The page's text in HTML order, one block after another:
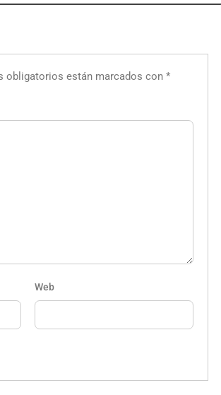
obligatorios están marcados con *
Web